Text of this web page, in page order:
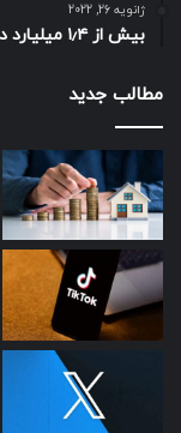
ژانویه 26, 2022
بیش از ۱٫۴ میلیارد دستگاه از ویندوز ۱۰ و ویندوز ۱۱ استفاده می‌کنند
مطالب جدید